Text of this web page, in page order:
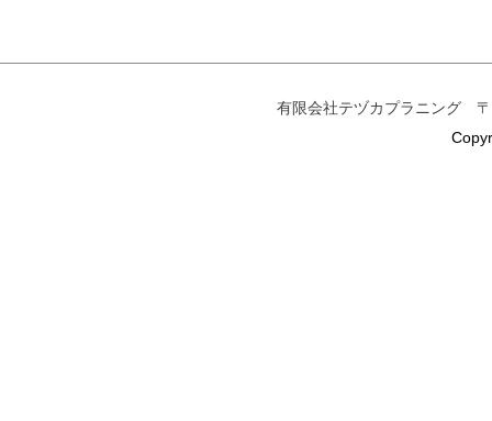
有限会社テヅカプラニング